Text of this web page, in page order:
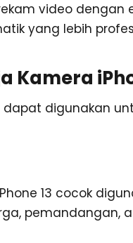
video dengan
yang lebih
Kamera
digunakan
13 cocok
pemandangan,